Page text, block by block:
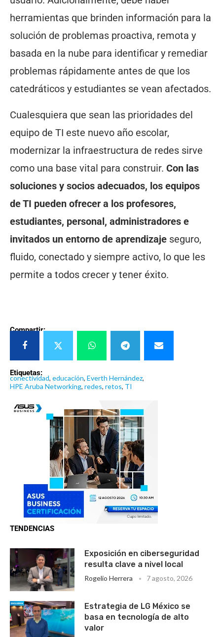
herramientas que brinden información para la
solución de problemas proactiva, remota y
basada en la nube para identificar y remediar
problemas rápidamente antes de que los
catedráticos y estudiantes se vean afectados.
Cualesquiera que sean las prioridades del
equipo de TI este nuevo año escolar,
modernizar la infraestructura de redes sirve
como una base vital para construir. Con las
soluciones y socios adecuados, los equipos
de TI pueden ofrecer a los profesores,
estudiantes, personal, administradores e
invitados un entorno de aprendizaje seguro,
fluido, conectado y siempre activo, lo que les
permite a todos crecer y tener éxito.
Compartir:
Etiquetas:
conectividad, educación, Everth Hernández,
HPE Aruba Networking, redes, retos, TI
TENDENCIAS
Exposición en ciberseguridad
resulta clave a nivel local
Rogelio Herrera 7 agosto, 2026
Estrategia de LG México se
basa en tecnología de alto
valor